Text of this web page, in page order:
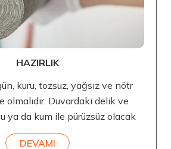
HAZIRLIK
kuru, tozsuz, yağsız ve nötr
olmalıdır. Duvardaki delik ve
ya da kum ile pürüzsüz olacak
DEVAMI